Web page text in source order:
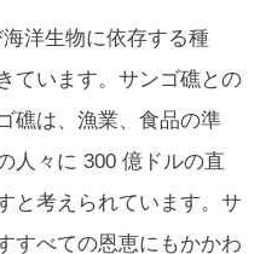
洋生物に依存する種
ています。サンゴ礁との
礁は、漁業、食品の準
人々に 300 億ドルの直
と考えられています。サ
すべての恩恵にもかかわ